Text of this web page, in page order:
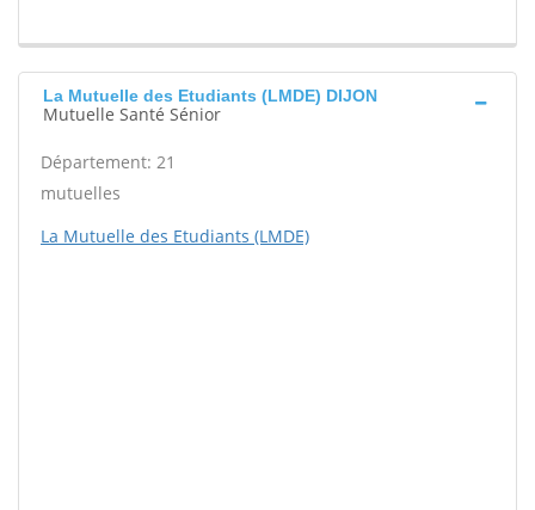
La Mutuelle des Etudiants (LMDE) DIJON
Mutuelle Santé Sénior
Département: 21
mutuelles
La Mutuelle des Etudiants (LMDE)